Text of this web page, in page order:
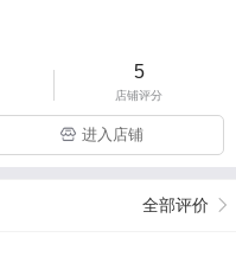
5
店铺评分
进入店铺
全部评价